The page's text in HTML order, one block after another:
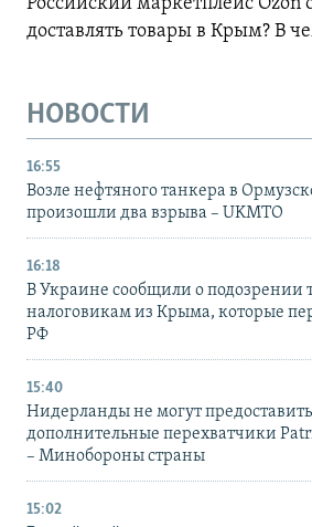
доставлять товары в Крым? В
НОВОСТИ
16:55
Возле нефтяного танкера в
произошли два взрыва – UKMTO
16:18
В Украине сообщили о
налоговикам из Крыма, которые
РФ
15:40
Нидерланды не могут
дополнительные перехватчики
– Минобороны страны
15:02